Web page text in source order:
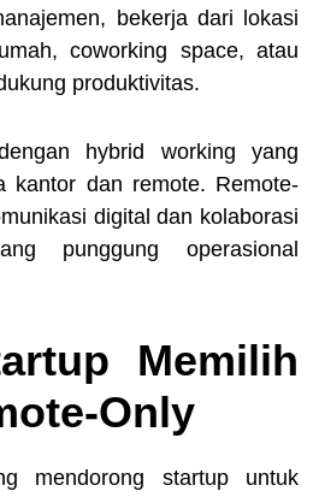
bekerja dari lokasi
coworking space, atau
produktivitas.
hybrid working yang
kantor dan remote. Remote-
digital dan kolaborasi
punggung operasional
Memilih
Only
mendorong startup untuk